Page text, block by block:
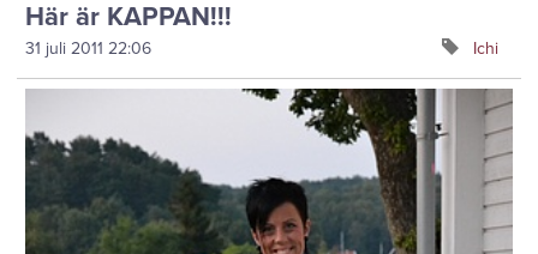
Här är KAPPAN!!!
31 juli 2011 22:06 Ichi